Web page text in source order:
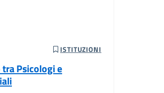
ISTITUZIONI
Psicologi e